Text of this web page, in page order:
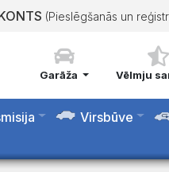
(Pieslēgšanās un
Garāža Vēlmju
Virsbūve